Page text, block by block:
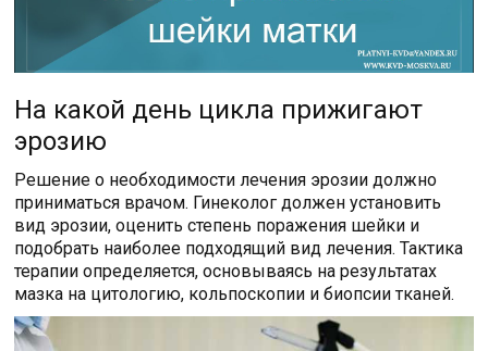
На какой день цикла прижигают
эрозию
Решение о необходимости лечения эрозии должно
приниматься врачом. Гинеколог должен установить
вид эрозии, оценить степень поражения шейки и
подобрать наиболее подходящий вид лечения. Тактика
терапии определяется, основываясь на результатах
мазка на цитологию, кольпоскопии и биопсии тканей.